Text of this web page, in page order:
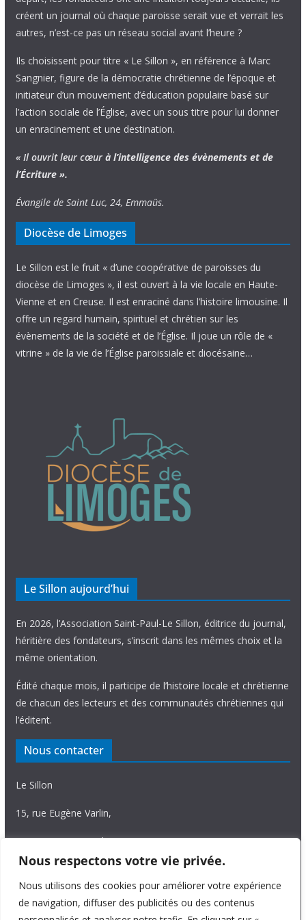
Nous respectons votre vie privée.
Nous utilisons des cookies pour améliorer votre expérience
de navigation, diffuser des publicités ou des contenus
créent un journal où chaque paroisse serait vue et verrait les
autres, n’est-ce pas un réseau social avant l’heure ?
Ils choisissent pour titre « Le Sillon », en référence à Marc
Sangnier, figure de la démocratie chrétienne de l’époque et
initiateur d’un mouvement d’éducation populaire basé sur
l’action sociale de l’Église, avec un sous titre pour lui donner
un enracinement et une destination.
« Il ouvrit leur cœur à l’intelligence des évènements et de
l’Écriture ».
Évangile de Saint Luc, 24, Emmaüs.
Diocèse de Limoges
Le Sillon est le fruit « d’une coopérative de paroisses du
diocèse de Limoges », il est ouvert à la vie locale en Haute-
Vienne et en Creuse. Il est enraciné dans l’histoire limousine. Il
offre un regard humain, spirituel et chrétien sur les
évènements de la société et de l’Église. Il joue un rôle de «
vitrine » de la vie de l’Église paroissiale et diocésaine…
Le Sillon aujourd’hui
En 2026, l’Association Saint-Paul-Le Sillon, éditrice du journal,
héritière des fondateurs, s’inscrit dans les mêmes choix et la
même orientation.
Édité chaque mois, il participe de l’histoire locale et chrétienne
de chacun des lecteurs et des communautés chrétiennes qui
l’éditent.
Nous contacter
Le Sillon
15, rue Eugène Varlin,
87036 Limoges Cedex.
Tél. 05 55 06 14 15
Nous écrire